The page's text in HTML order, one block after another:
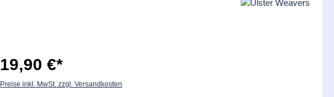
19,90 €*
Preise inkl. MwSt. zzgl. Versandkosten